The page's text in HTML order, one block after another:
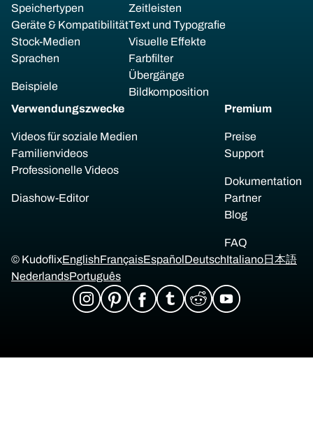
Speichertypen
Geräte & Kompatibilität
Stock-Medien
Sprachen
Beispiele
Zeitleisten
Text und Typografie
Visuelle Effekte
Farbfilter
Übergänge
Bildkomposition
Verwendungszwecke
Videos für soziale Medien
Familienvideos
Professionelle Videos
Diashow-Editor
Premium
Preise
Support
Dokumentation
Partner
Blog
FAQ
© KudoflixEnglishFrançaisEspañolDeutschItaliano日本語
NederlandsPortuguês